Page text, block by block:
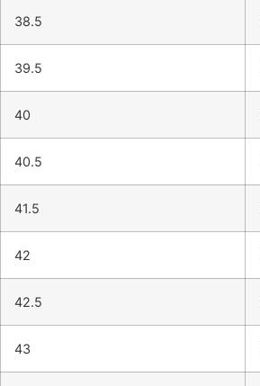
38.5
39.5
40
40.5
41.5
42
42.5
43